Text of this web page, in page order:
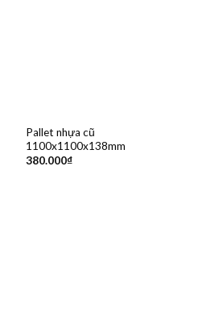
Pallet nhựa cũ
1100x1100x138mm
380.000₫